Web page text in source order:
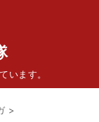
います。
>